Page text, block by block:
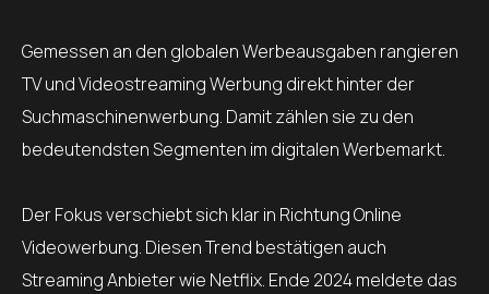
Gemessen an den globalen Werbeausgaben rangieren
TV und Videostreaming Werbung direkt hinter der
Suchmaschinenwerbung. Damit zählen sie zu den
bedeutendsten Segmenten im digitalen Werbemarkt.
Der Fokus verschiebt sich klar in Richtung Online
Videowerbung. Diesen Trend bestätigen auch
Streaming Anbieter wie Netflix. Ende 2024 meldete das